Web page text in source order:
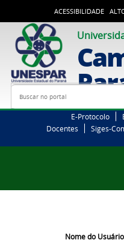
ACESSIBILIDADE
Busca
E-Protocolo
Docentes
Siges-
Nome do Usuário